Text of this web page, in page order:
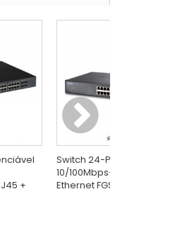
+
Switch 24-Port
10/100Mbps+ 2-Port
Ethernet FGSW-2620